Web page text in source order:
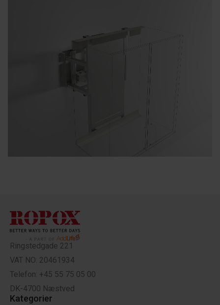
Ringstedgade 221
VAT NO: 20461934
Telefon: +45 55 75 05 00
DK-4700 Næstved
Kategorier